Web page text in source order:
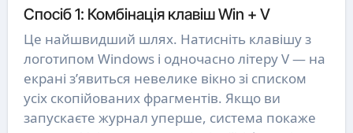
Спосіб 1: Комбінація клавіш Win + V
Це найшвидший шлях. Натисніть клавішу з
логотипом Windows і одночасно літеру V — на
екрані з’явиться невелике вікно зі списком
усіх скопійованих фрагментів. Якщо ви
запускаєте журнал уперше, система покаже